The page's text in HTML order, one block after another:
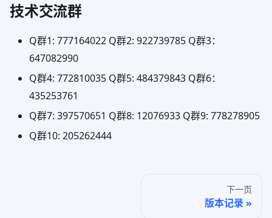
技术交流群
Q群1: 777164022 Q群2: 922739785 Q群3：
647082990
Q群4: 772810035 Q群5: 484379843 Q群6：
435253761
Q群7: 397570651 Q群8: 12076933 Q群9: 778278905
Q群10: 205262444
下一页
版本记录